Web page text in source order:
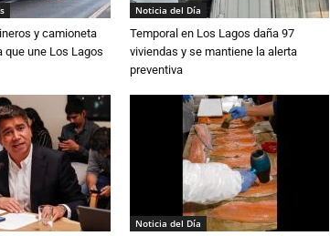
y camioneta
que une Los Lagos
Noticia del Día
Temporal en Los Lagos daña 97
viviendas y se mantiene la alerta
preventiva
Noticia del Día